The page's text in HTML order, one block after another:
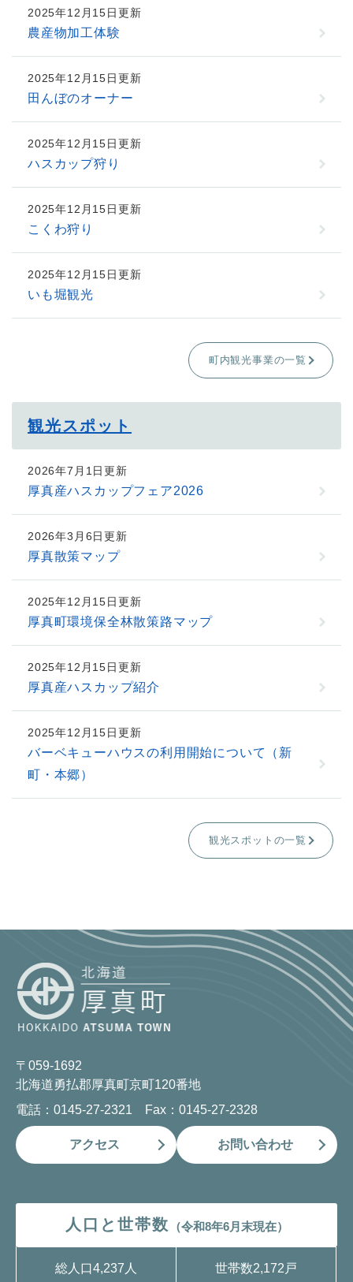
2025年12月15日更新
農産物加工体験
2025年12月15日更新
田んぼのオーナー
2025年12月15日更新
ハスカップ狩り
2025年12月15日更新
こくわ狩り
2025年12月15日更新
いも堀観光
町内観光事業の一覧
観光スポット
2026年7月1日更新
厚真産ハスカップフェア2026
2026年3月6日更新
厚真散策マップ
2025年12月15日更新
厚真町環境保全林散策路マップ
2025年12月15日更新
厚真産ハスカップ紹介
2025年12月15日更新
バーベキューハウスの利用開始について（新
町・本郷）
観光スポットの一覧
〒059-1692
北海道勇払郡厚真町京町120番地
電話：0145-27-2321 Fax：0145-27-2328
アクセス お問い合わせ
人口と世帯数 （令和8年6月末現在）
総人口4,237人 世帯数2,172戸